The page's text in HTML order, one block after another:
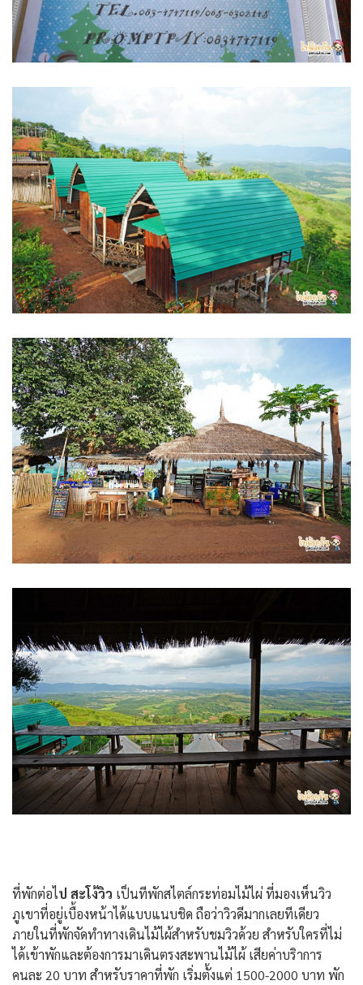
ที่พักต่อไป สะโง้วิว เป็นทีพักสไตล์กระท่อมไม้ไผ่ ที่มองเห็นวิว
ภูเขาที่อยู่เบื้องหน้าได้แบบแนบชิด ถือว่าวิวดีมากเลยทีเดียว
ภายในที่พักจัดทำทางเดินไม้ไผ้สำหรับชมวิวด้วย สำหรับใครที่ไม่
ได้เข้าพักและต้องการมาเดินตรงสะพานไม้ไผ้ เสียค่าบริาการ
คนละ 20 บาท สำหรับราคาที่พัก เริ่มตั้งแต่ 1500-2000 บาท พัก